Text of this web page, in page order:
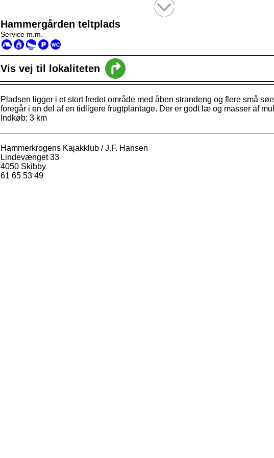
Tekstsøgning efter titel
Hammergården teltplads
Service m.m.
Vis vej til lokaliteten
Pladsen ligger i et stort fredet område med åben strandeng og flere små
foregår i en del af en tidligere frugtplantage. Der er godt læ og masser af
Indkøb: 3 km
Hammerkrogens Kajakklub / J.F. Hansen
Lindevænget 33
4050 Skibby
61 65 53 49